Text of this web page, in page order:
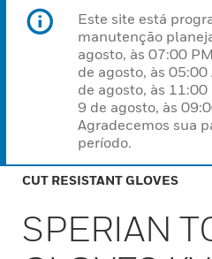
Este site está
manutenção
agosto, às 07:00
de agosto, às 05:00
de agosto, às
9 de agosto, às
Agradecemos sua
período.
CUT RESISTANT GLOVES
SPERIAN